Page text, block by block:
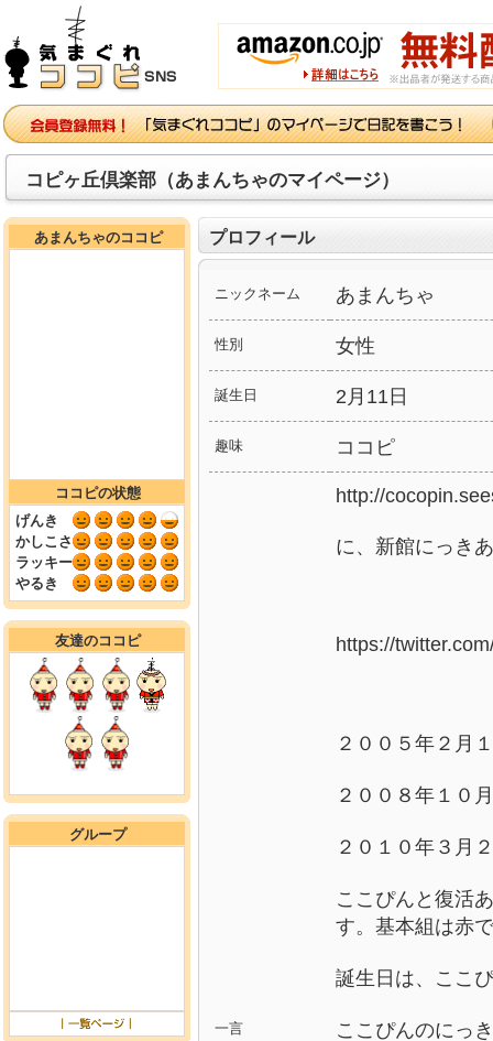
コピヶ丘倶楽部（あまんちゃのマイページ）
あまんちゃのココピ
ココピの状態
げんき
かしこさ
ラッキー
やるき
友達のココピ
グループ
プロフィール
ニックネーム あまんちゃ
性別 女性
誕生日 2月11日
趣味 ココピ
一言
http://
に、新館にっき
https://
２００５年２月
２００８年１０
２０１０年３月
ここぴんと復活
す。基本組は赤
誕生日は、ここ
ここぴんのにっ